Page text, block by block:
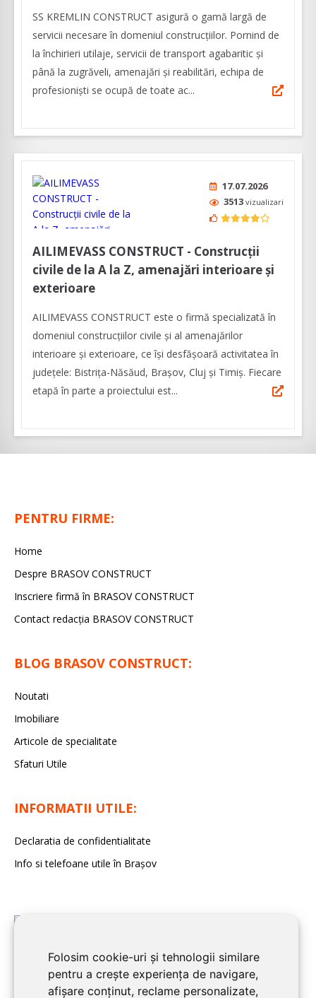
Folosim cookie-uri și tehnologii similare
pentru a crește experiența de navigare,
afișare conținut, reclame personalizate,
SS KREMLIN CONSTRUCT asigură o gamă largă de
servicii necesare în domeniul construcțiilor. Pornind de
la închirieri utilaje, servicii de transport agabaritic și
până la zugrăveli, amenajări și reabilitări, echipa de
profesioniști se ocupă de toate ac...
17.07.2026
3513 vizualizari
AILIMEVASS CONSTRUCT - Construcții
civile de la A la Z, amenajări interioare și
exterioare
AILIMEVASS CONSTRUCT este o firmă specializată în
domeniul construcțiilor civile și al amenajărilor
interioare și exterioare, ce își desfășoară activitatea în
județele: Bistrița-Năsăud, Brașov, Cluj și Timiș. Fiecare
etapă în parte a proiectului est...
PENTRU FIRME:
Home
Despre BRASOV CONSTRUCT
Inscriere firmă în BRASOV CONSTRUCT
Contact redacţia BRASOV CONSTRUCT
BLOG BRASOV CONSTRUCT:
Noutati
Imobiliare
Articole de specialitate
Sfaturi Utile
INFORMATII UTILE:
Declaratia de confidentialitate
Info si telefoane utile în Braşov